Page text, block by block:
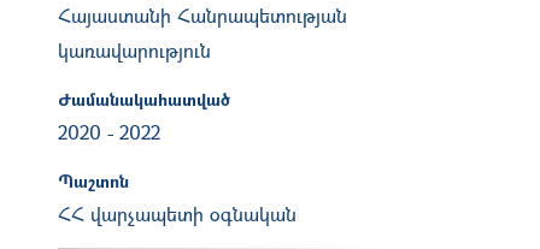
Հայաստանի Հանրապետության
կառավարություն
Ժամանակահատված
2020 - 2022
Պաշտոն
ՀՀ վարչապետի օգնական